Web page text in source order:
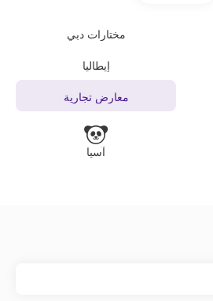
مختارات دبي
إيطاليا
معارض تجارية
آسيا